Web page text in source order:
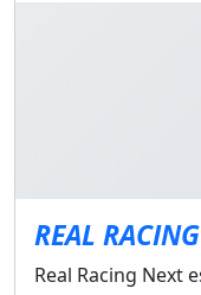
REAL
Real Racing Next